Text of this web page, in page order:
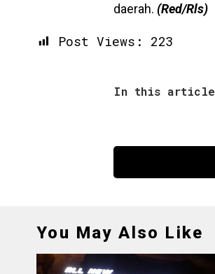
daerah. (Red/Rls)
Post Views: 223
In this
You May Also Like